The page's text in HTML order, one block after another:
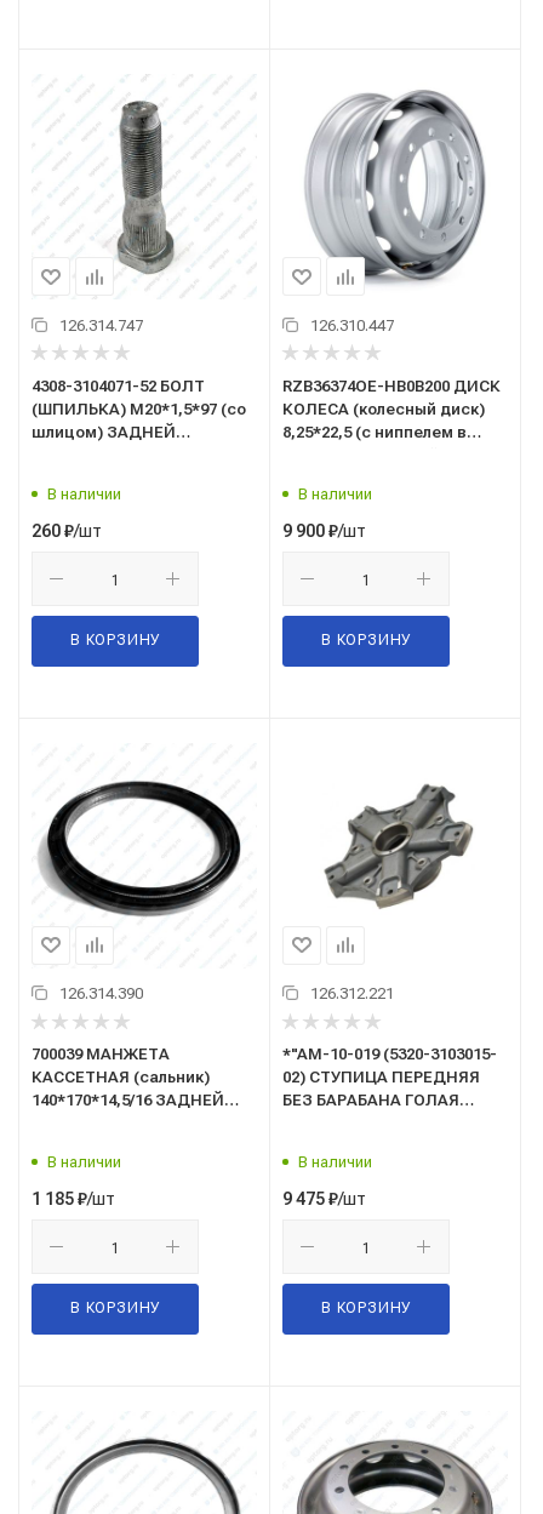
126.314.747
4308-3104071-52 БОЛТ
(ШПИЛЬКА) М20*1,5*97 (со
шлицом) ЗАДНЕЙ
В наличии
260₽/шт
В КОРЗИНУ
126.310.447
RZB36374OE-HB0B200 ДИСК
КОЛЕСА (колесный диск)
8,25*22,5 (с ниппелем в
В наличии
9 900₽/шт
В КОРЗИНУ
126.314.390
700039 МАНЖЕТА
КАССЕТНАЯ (сальник)
140*170*14,5/16 ЗАДНЕЙ
В наличии
1 185₽/шт
В КОРЗИНУ
126.312.221
*"AM-10-019 (5320-3103015-
02) СТУПИЦА ПЕРЕДНЯЯ
БЕЗ БАРАБАНА ГОЛАЯ
В наличии
9 475₽/шт
В КОРЗИНУ